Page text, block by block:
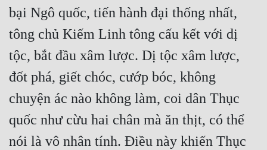
bại Ngô quốc, tiến hành đại thống nhất,
tông chủ Kiếm Linh tông cấu kết với dị
tộc, bắt đầu xâm lược. Dị tộc xâm lược,
đốt phá, giết chóc, cướp bóc, không
chuyện ác nào không làm, coi dân Thục
quốc như cừu hai chân mà ăn thịt, có thể
nói là vô nhân tính. Điều này khiến Thục